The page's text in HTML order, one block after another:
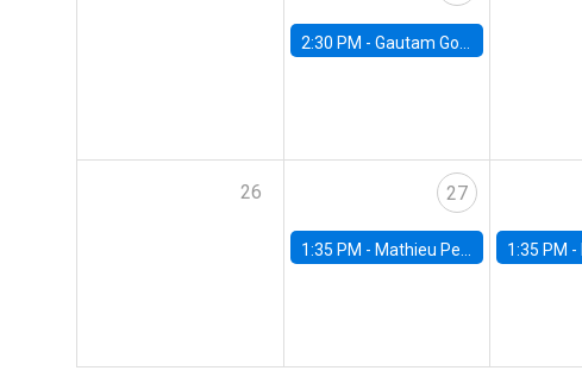
2:30 PM - Gautam Gowrisankaran, Columbia University
26 27
1:35 PM - Mathieu Pedemonte, IDB 1:35 PM -